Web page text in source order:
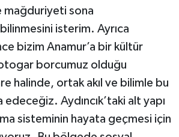
mağduriyeti sona
isterim. Ayrıca
bizim Anamur’a bir kültür
borcumuz olduğu
halinde, ortak akıl ve bilimle bu
Aydıncık’taki alt yapı
sisteminin hayata geçmesi için